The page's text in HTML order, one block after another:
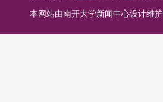
本网站由南开大学新闻中心设计维护